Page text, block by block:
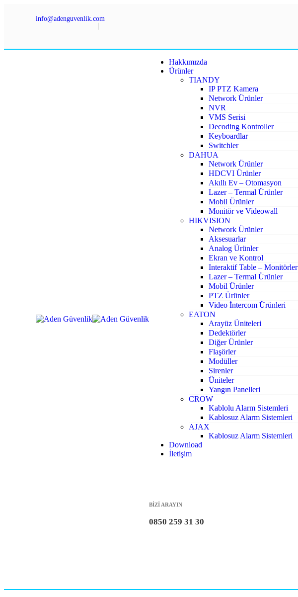
info@adenguvenlik.com
Hakkımızda
Ürünler
TIANDY
IP PTZ Kamera
Network Ürünler
NVR
VMS Serisi
Decoding Kontroller
Keyboardlar
Switchler
DAHUA
Network Ürünler
HDCVI Ürünler
Akıllı Ev – Otomasyon
Lazer – Termal Ürünler
Mobil Ürünler
Monitör ve Videowall
HIKVISION
Network Ürünler
Aksesuarlar
Analog Ürünler
Ekran ve Kontrol
Interaktif Table – Monitörler
Lazer – Termal Ürünler
Mobil Ürünler
PTZ Ürünler
Video İntercom Ürünleri
EATON
Arayüz Üniteleri
Dedektörler
Diğer Ürünler
Flaşörler
Modüller
Sirenler
Üniteler
Yangın Panelleri
CROW
Kablolu Alarm Sistemleri
Kablosuz Alarm Sistemleri
AJAX
Kablosuz Alarm Sistemleri
Download
İletişim
BİZİ ARAYIN
0850 259 31 30